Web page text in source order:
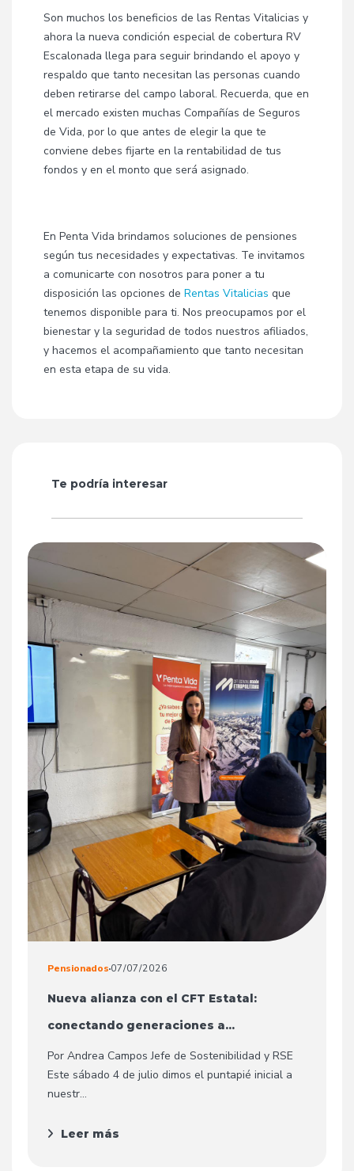
Son muchos los beneficios de las Rentas Vitalicias y
ahora la nueva condición especial de cobertura RV
Escalonada llega para seguir brindando el apoyo y
respaldo que tanto necesitan las personas cuando
deben retirarse del campo laboral. Recuerda, que en
el mercado existen muchas Compañías de Seguros
de Vida, por lo que antes de elegir la que te
conviene debes fijarte en la rentabilidad de tus
fondos y en el monto que será asignado.
En Penta Vida brindamos soluciones de pensiones
según tus necesidades y expectativas. Te invitamos
a comunicarte con nosotros para poner a tu
disposición las opciones de Rentas Vitalicias que
tenemos disponible para ti. Nos preocupamos por el
bienestar y la seguridad de todos nuestros afiliados,
y hacemos el acompañamiento que tanto necesitan
en esta etapa de su vida.
Te podría interesar
Pensionados 07/07/2026
Nueva alianza con el CFT Estatal:
conectando generaciones a...
Por Andrea Campos Jefe de Sostenibilidad y RSE
Este sábado 4 de julio dimos el puntapié inicial a
nuestr...
Leer más